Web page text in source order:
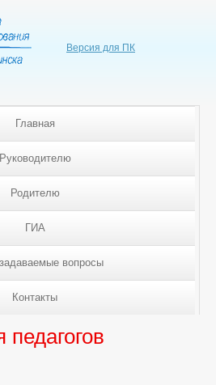
Версия для ПК
Главная
Руководителю
Родителю
ГИА
вопросы
Контакты